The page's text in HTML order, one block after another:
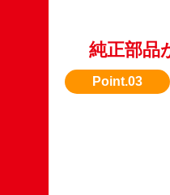
純正部品
改造車より